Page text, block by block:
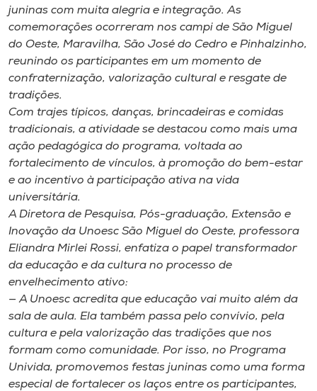
Editora
Rádio
Museu
Unoesc
Store
Selecione
A+
A-
juninas com muita alegria e integração. As
comemorações ocorreram nos campi de São Miguel
do Oeste, Maravilha, São José do Cedro e Pinhalzinho,
reunindo os participantes em um momento de
confraternização, valorização cultural e resgate de
tradições.
Com trajes típicos, danças, brincadeiras e comidas
tradicionais, a atividade se destacou como mais uma
ação pedagógica do programa, voltada ao
fortalecimento de vínculos, à promoção do bem-estar
e ao incentivo à participação ativa na vida
universitária.
A Diretora de Pesquisa, Pós-graduação, Extensão e
Inovação da Unoesc São Miguel do Oeste, professora
Eliandra Mirlei Rossi, enfatiza o papel transformador
da educação e da cultura no processo de
envelhecimento ativo:
— A Unoesc acredita que educação vai muito além da
sala de aula. Ela também passa pelo convívio, pela
cultura e pela valorização das tradições que nos
formam como comunidade. Por isso, no Programa
Univida, promovemos festas juninas como uma forma
especial de fortalecer os laços entre os participantes,